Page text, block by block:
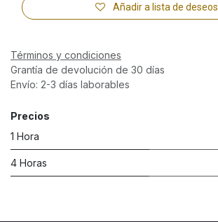
Añadir a lista de deseos
Términos y condiciones
Grantía de devolución de 30 días
Envío: 2-3 días laborables
Precios
1 Hora
4 Horas